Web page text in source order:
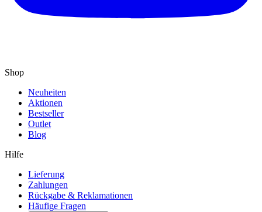
Shop
Neuheiten
Aktionen
Bestseller
Outlet
Blog
Hilfe
Lieferung
Zahlungen
Rückgabe & Reklamationen
Häufige Fragen